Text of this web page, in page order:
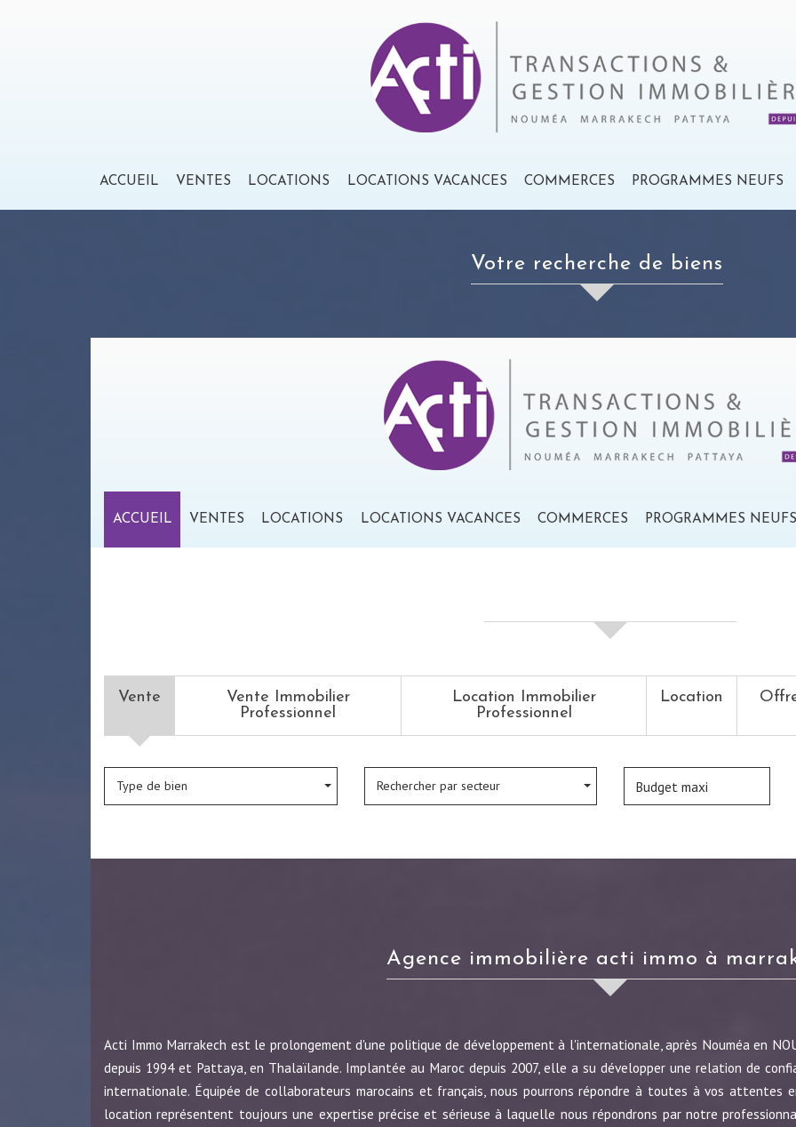
ACCUEIL VENTES LOCATIONS LOCATIONS VACANCES COMMERCES PROGRAMMES NEUFS
votre recherche de biens
ACCUEIL VENTES LOCATIONS LOCATIONS VACANCES COMMERCES PROGRAMMES
Vente
Vente Immobilier
Professionnel
Location Immobilier
Professionnel
Location
Type de bien Rechercher par secteur
agence immobilière acti immo à
Acti Immo Marrakech est le prolongement d'une politique de développement à l'internationale, après Nouméa en
depuis 1994 et Pattaya, en Thalaïlande. Implantée au Maroc depuis 2007, elle a su développer une relation de
internationale. Équipée de collaborateurs marocains et français, nous pourrons répondre à toutes à vos attentes
location représentent toujours une expertise précise et sérieuse à laquelle nous répondrons par notre